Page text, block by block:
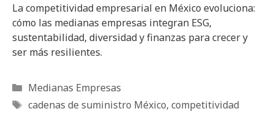
La competitividad empresarial en México evoluciona:
cómo las medianas empresas integran ESG,
sustentabilidad, diversidad y finanzas para crecer y
ser más resilientes.
Categorías
Medianas Empresas
Etiquetas
cadenas de suministro México, competitividad